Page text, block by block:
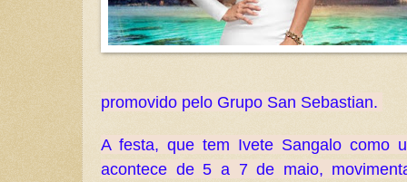
promovido pelo Grupo San Sebastian.
A festa, que tem Ivete Sangalo como
acontece de 5 a 7 de maio,